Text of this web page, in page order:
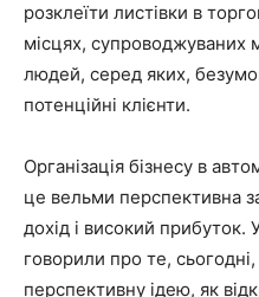
розклеїти листівки в
місцях, супроводжуваних
людей, серед яких,
потенційні клієнти.
Організація бізнесу в
це вельми перспективна
дохід і високий прибуток.
говорили про те,
перспективну ідею, як